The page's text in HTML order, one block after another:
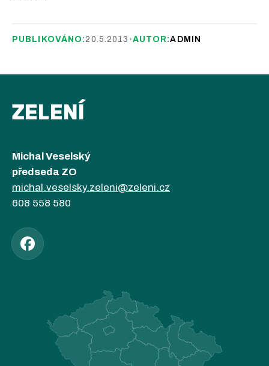
PUBLIKOVÁNO:20.5.2013 •AUTOR:ADMIN
ZELENÍ
Michal Veselský
předseda ZO
michal.veselsky.zeleni@zeleni.cz
608 558 580